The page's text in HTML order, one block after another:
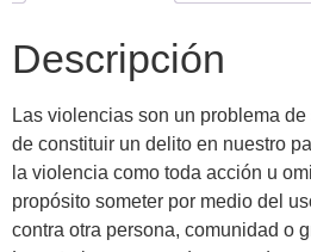
Descripción
Las violencias son un problema
de constituir un delito en nuestro
la violencia como toda acción u
propósito someter por medio del
contra otra persona, comunidad o